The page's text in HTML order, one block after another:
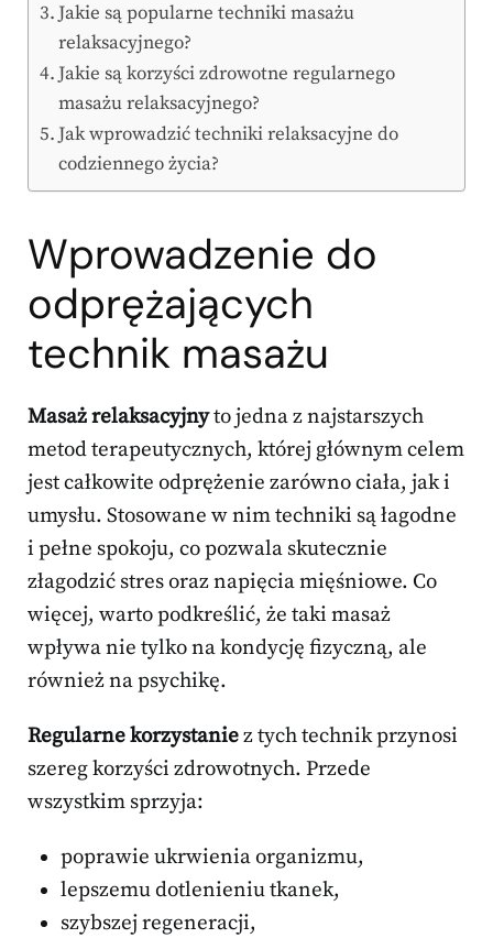
Jakie są popularne techniki masażu
relaksacyjnego?
Jakie są korzyści zdrowotne regularnego
masażu relaksacyjnego?
Jak wprowadzić techniki relaksacyjne do
codziennego życia?
Wprowadzenie do
odprężających
technik masażu
Masaż relaksacyjnyto jedna z najstarszych
metod terapeutycznych, której głównym celem
jest całkowite odprężenie zarówno ciała, jak i
umysłu. Stosowane w nim techniki są łagodne
i pełne spokoju, co pozwala skutecznie
złagodzić stres oraz napięcia mięśniowe. Co
więcej, warto podkreślić, że taki masaż
wpływa nie tylko na kondycję fizyczną, ale
również na psychikę.
Regularne korzystaniez tych technik przynosi
szereg korzyści zdrowotnych. Przede
wszystkim sprzyja:
poprawie ukrwienia organizmu,
lepszemu dotlenieniu tkanek,
szybszej regeneracji,